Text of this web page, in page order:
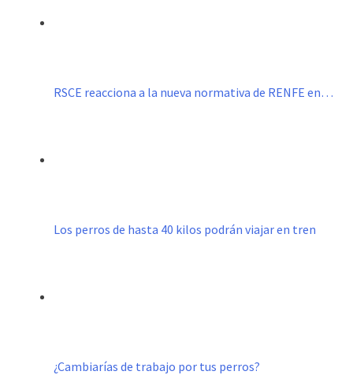
RSCE reacciona a la nueva normativa de RENFE en…
Los perros de hasta 40 kilos podrán viajar en tren
¿Cambiarías de trabajo por tus perros?